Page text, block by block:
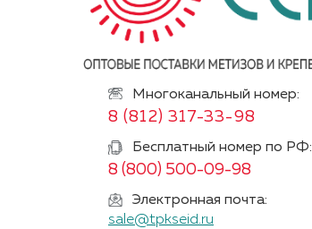
Многоканальный номер:
8 (812) 317-33-98
Бесплатный номер по РФ:
8 (800) 500-09-98
Электронная почта:
sale@tpkseid.ru